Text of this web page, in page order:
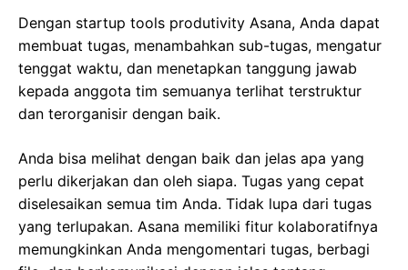
Dengan startup tools produtivity Asana, Anda dapat
membuat tugas, menambahkan sub-tugas, mengatur
tenggat waktu, dan menetapkan tanggung jawab
kepada anggota tim semuanya terlihat terstruktur
dan terorganisir dengan baik.
Anda bisa melihat dengan baik dan jelas apa yang
perlu dikerjakan dan oleh siapa. Tugas yang cepat
diselesaikan semua tim Anda. Tidak lupa dari tugas
yang terlupakan. Asana memiliki fitur kolaboratifnya
memungkinkan Anda mengomentari tugas, berbagi